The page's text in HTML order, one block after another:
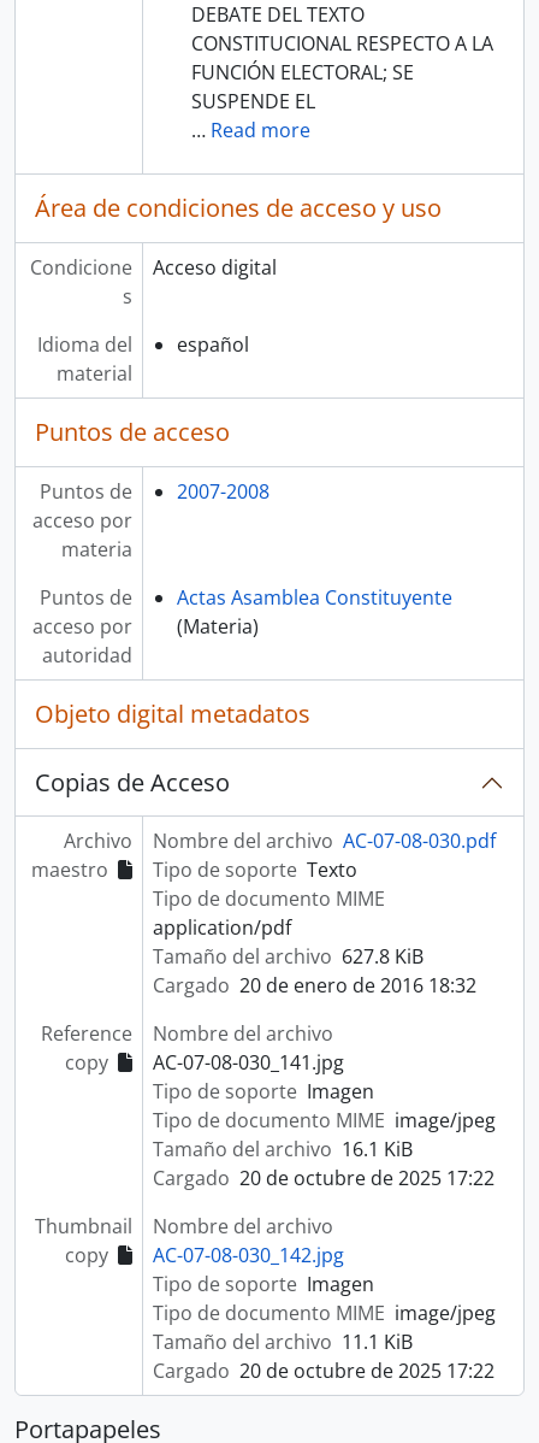
DEBATE DEL TEXTO
CONSTITUCIONAL RESPECTO A LA
FUNCIÓN ELECTORAL; SE
SUSPENDE EL
… Read more
Área de condiciones de acceso y uso
Condicione
s
Acceso digital
Idioma del
material
español
Puntos de acceso
Puntos de
acceso por
materia
2007-2008
Puntos de
acceso por
autoridad
Actas Asamblea Constituyente
(Materia)
Objeto digital metadatos
Copias de Acceso
Archivo
maestro
Nombre del archivo AC-07-08-030.pdf
Tipo de soporte Texto
Tipo de documento MIME
application/pdf
Tamaño del archivo 627.8 KiB
Cargado 20 de enero de 2016 18:32
Reference
copy
Nombre del archivo
AC-07-08-030_141.jpg
Tipo de soporte Imagen
Tipo de documento MIME image/jpeg
Tamaño del archivo 16.1 KiB
Cargado 20 de octubre de 2025 17:22
Thumbnail
copy
Nombre del archivo
AC-07-08-030_142.jpg
Tipo de soporte Imagen
Tipo de documento MIME image/jpeg
Tamaño del archivo 11.1 KiB
Cargado 20 de octubre de 2025 17:22
Portapapeles